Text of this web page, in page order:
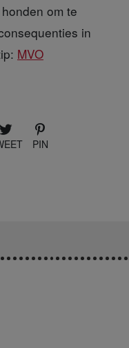
om te
in
MVO
PIN